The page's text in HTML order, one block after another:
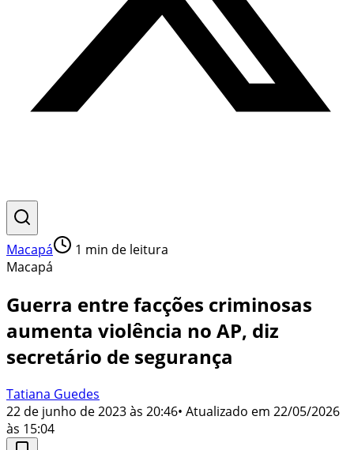
Macapá 1 min de leitura
Macapá
Guerra entre facções criminosas
aumenta violência no AP, diz
secretário de segurança
Tatiana Guedes
22 de junho de 2023 às 20:46• Atualizado em 22/05/2026
às 15:04